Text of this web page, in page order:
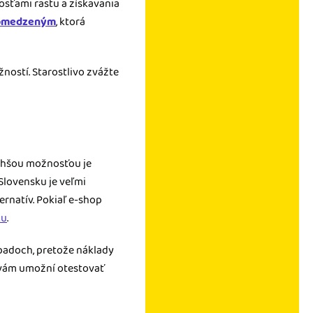
rastu a získavania
, ktorá
Starostlivo zvážte
možnosťou je
je veľmi
Pokiaľ e-shop
.
pretože náklady
umožní otestovať